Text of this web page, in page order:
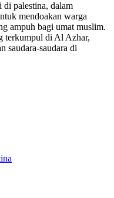
di palestina, dalam
mendoakan warga
ampuh bagi umat muslim.
terkumpul di Al Azhar,
saudara-saudara di